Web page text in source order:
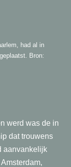
had al in
Bron:
werd was de in
dat trouwens
aanvankelijk